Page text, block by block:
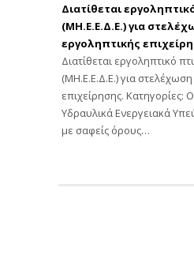
Διατίθεται
(ΜΗ.Ε.Ε.Δ.Ε.) για
εργοληπτικής
Διατίθεται εργοληπτικό
(ΜΗ.Ε.Ε.Δ.Ε.) για
επιχείρησης. Κατηγορίες:
Υδραυλικά Ενεργειακά
με σαφείς όρους…